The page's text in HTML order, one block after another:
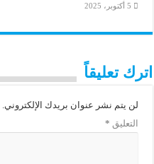
5 أكتوبر، 2025
اترك تعليقاً
لن يتم نشر عنوان بريدك الإلكتروني.
التعليق *